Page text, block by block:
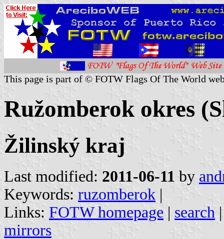
This page is part of © FOTW Flags Of The World
Ružomberok okres
Žilinský kraj
Last modified: 2011-06-11 by
Keywords: ruzomberok |
Links: FOTW homepage | search
mirrors